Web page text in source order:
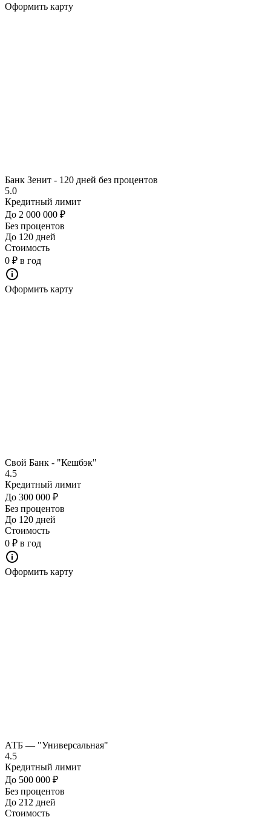
Оформить карту
Банк Зенит - 120 дней без процентов
5.0
Кредитный лимит
До 2 000 000 ₽
Без процентов
До 120 дней
Стоимость
0 ₽ в год
Оформить карту
Свой Банк - "Кешбэк"
4.5
Кредитный лимит
До 300 000 ₽
Без процентов
До 120 дней
Стоимость
0 ₽ в год
Оформить карту
АТБ — "Универсальная"
4.5
Кредитный лимит
До 500 000 ₽
Без процентов
До 212 дней
Стоимость